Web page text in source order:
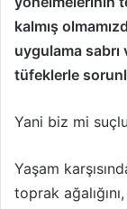
kalmış
uygulama
tüfeklerle
Yani biz mi
Yaşam
toprak